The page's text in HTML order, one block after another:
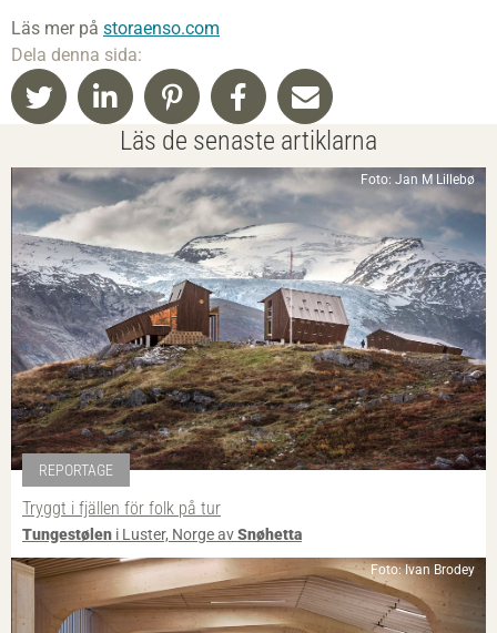
Läs mer på storaenso.com
Dela denna sida:
Läs de senaste artiklarna
Foto: Jan M Lillebø
REPORTAGE
Tryggt i fjällen för folk på tur
Tungestølen i Luster, Norge avSnøhetta
Foto: Ivan Brodey